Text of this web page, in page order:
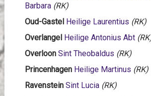
Barbara (RK)
Oud-Gastel Heilige Laurentius (RK)
Overlangel Heilige Antonius Abt
Overloon Sint Theobaldus (RK)
Princenhagen Heilige Martinus (RK)
Ravenstein Sint Lucia (RK)